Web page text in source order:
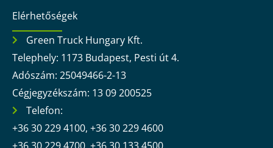
Elérhetőségek
Green Truck Hungary Kft.
Telephely: 1173 Budapest, Pesti út 4.
Adószám: 25049466-2-13
Cégjegyzékszám: 13 09 200525
Telefon:
+36 30 229 4100, +36 30 229 4600